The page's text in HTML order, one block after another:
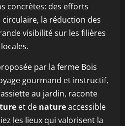
concrètes: des efforts
circulaire, la réduction des
visibilité sur les filières
par la ferme Bois
gourmand et instructif,
au jardin, raconte
et de natureaccessible
les lieux qui valorisent la